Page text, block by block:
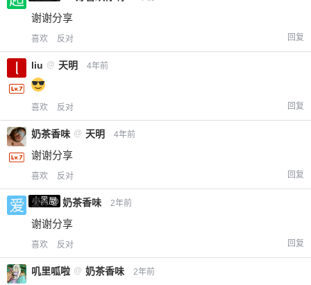
谢谢分享
喜欢 反对 回复
liu @ 天明 4年前
喜欢 反对 回复
奶茶香味 @ 天明 4年前
谢谢分享
喜欢 反对 回复
小黑屋
爱X @ 奶茶香味 2年前
谢谢分享
喜欢 反对 回复
叽里呱啦 @ 奶茶香味 2年前